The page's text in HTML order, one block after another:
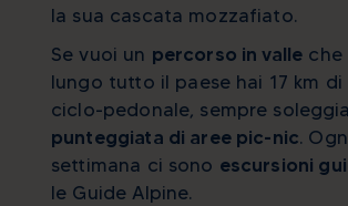
la sua cascata mozzafiato.
Se vuoi un percorso in valle che
lungo tutto il paese hai 17 km di
ciclo-pedonale, sempre
punteggiata di aree pic-nic.
settimana ci sono escursioni
le Guide Alpine.